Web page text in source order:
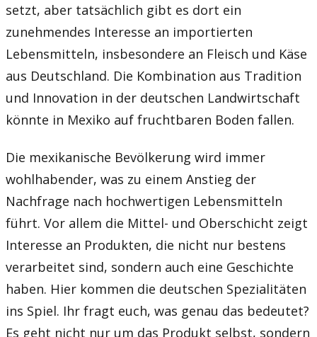
setzt, aber tatsächlich gibt es dort ein
zunehmendes Interesse an importierten
Lebensmitteln, insbesondere an Fleisch und Käse
aus Deutschland. Die Kombination aus Tradition
und Innovation in der deutschen Landwirtschaft
könnte in Mexiko auf fruchtbaren Boden fallen.
Die mexikanische Bevölkerung wird immer
wohlhabender, was zu einem Anstieg der
Nachfrage nach hochwertigen Lebensmitteln
führt. Vor allem die Mittel- und Oberschicht zeigt
Interesse an Produkten, die nicht nur bestens
verarbeitet sind, sondern auch eine Geschichte
haben. Hier kommen die deutschen Spezialitäten
ins Spiel. Ihr fragt euch, was genau das bedeutet?
Es geht nicht nur um das Produkt selbst, sondern